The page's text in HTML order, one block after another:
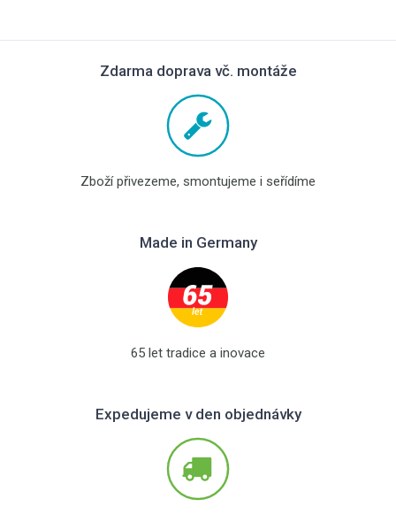
Zdarma doprava vč. montáže
Zboží přivezeme, smontujeme i seřídíme
Made in Germany
65 let tradice a inovace
Expedujeme v den objednávky